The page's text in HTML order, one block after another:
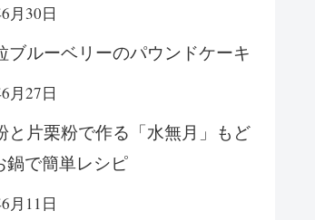
月30日
ブルーベリーのパウンドケーキ
月27日
と片栗粉で作る「水無月」もど
鍋で簡単レシピ
月11日